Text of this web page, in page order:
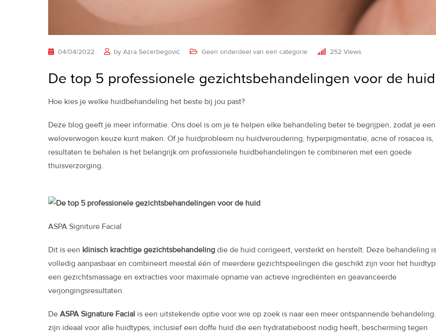
04/04/2022 by Azra Šećerbegović Geen onderdeel van een categorie 252 Views
De top 5 professionele gezichtsbehandelingen voor de huid
Hoe kies je welke huidbehandeling het beste bij jou past?
Deze blog geeft je meer informatie. Ons doel is om je te helpen elke behandeling beter te begrijpen, zodat je een
weloverwogen keuze kunt maken. Of je huidprobleem nu huidveroudering, hyperpigmentatie, acne of rosacea is,
resultaten te behalen is het belangrijk om professionele huidbehandelingen te combineren met een goede
thuisverzorging.
ASPA Signiture Facial
Dit is een klinisch krachtige gezichtsbehandeling die de huid corrigeert, versterkt en herstelt. Deze behandeling is
volledig aanpasbaar en combineert meestal één of meerdere gezichtspeelingen die geschikt zijn voor het
een gezichtsmassage en extracties voor maximale opname van actieve ingrediënten en geavanceerde
verjongingsresultaten.
De ASPA Signature Facial is een uitstekende optie voor wie op zoek is naar een meer ontspannende
zijn ideaal voor alle huidtypes, inclusief een doffe huid die een hydratatieboost nodig heeft, bescherming tegen